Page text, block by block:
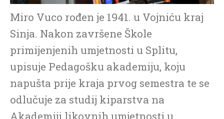
Miro Vuco rođen je 1941. u Vojniću kraj
Sinja. Nakon završene Škole
primijenjenih umjetnosti u Splitu,
upisuje Pedagošku akademiju, koju
napušta prije kraja prvog semestra te se
odlučuje za studij kiparstva na